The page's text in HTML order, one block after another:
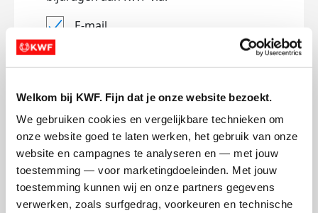
Welkom bij KWF. Fijn dat je onze website bezoekt.
We gebruiken cookies en vergelijkbare technieken om
onze website goed te laten werken, het gebruik van onze
website en campagnes te analyseren en — met jouw
toestemming — voor marketingdoeleinden. Met jouw
toestemming kunnen wij en onze partners gegevens
verwerken, zoals surfgedrag, voorkeuren en technische
E-mail
Lees
persoonsgegevens.
Jouw bericht op de actiepagina van Team
0/150
Naam die op de pagina verschijnt